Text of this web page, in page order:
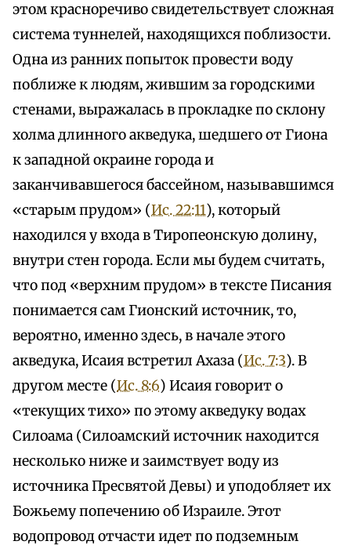
этом красноречиво свидетельствует сложная
система туннелей, находящихся поблизости.
Одна из ранних попыток провести воду
поближе к людям, жившим за городскими
стенами, выражалась в прокладке по склону
холма длинного акведука, шедшего от Гиона
к западной окраине города и
заканчивавшегося бассейном, называвшимся
«старым прудом» (Ис. 22:11), который
находился у входа в Тиропеонскую долину,
внутри стен города. Если мы будем считать,
что под «верхним прудом» в тексте Писания
понимается сам Гионский источник, то,
вероятно, именно здесь, в начале этого
акведука, Исаия встретил Ахаза (Ис. 7:3). В
другом месте (Ис. 8:6) Исаия говорит о
«текущих тихо» по этому акведуку водах
Силоама (Силоамский источник находится
несколько ниже и заимствует воду из
источника Пресвятой Девы) и уподобляет их
Божьему попечению об Израиле. Этот
водопровод отчасти идет по подземным